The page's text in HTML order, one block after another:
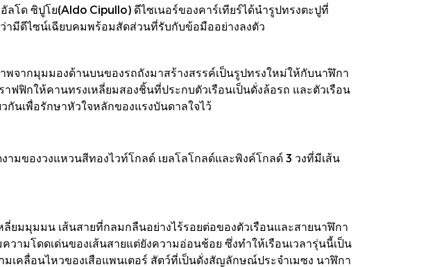
โด ซิปูโย(Aldo Cipullo) ดีไซเนอร์ของคาร์เทียร์ได้นำรูปทรงตะปูที่
ามีดีไซน์เฉียบคมพร้อมสัดส่วนที่รับกับข้อมืออย่างลงตัว
พจากมุมมองด้านบนของรถถังมาสร้างสรรค์เป็นรูปทรงใหม่ให้กับนาฬิกา
ฟิกให้คานทรงเหลี่ยมสองชิ้นที่ประกบตัวเรือนเป็นดั่งล้อรถ และตัวเรือน
กันเพื่อรักษาหัวใจหลักของแรงบันดาลใจไว้
มของวงแหวนสีทองไวท์โกลด์ เยลโลโกลด์และพิงค์โกลด์ 3 วงที่มีเส้น
ยมมุมมน เส้นสายที่กลมกลืนอย่างไร้รอยต่อของตัวเรือนและสายนาฬิกา
ามโดดเด่นของเส้นสายแต่ยังความอ่อนช้อย ซึ่งทำให้เรือนเวลารุ่นนี้เป็น
เคลื่อนไหวของเสือแพนเตอร์ สัตว์ที่เป็นดั่งสัญลักษณ์ประจำเมซง นาฬิกา